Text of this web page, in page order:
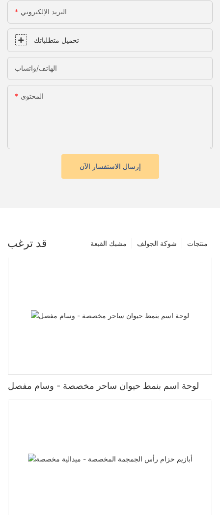
البريد الإلكتروني
تحميل متطلباتك
الهاتف/واتساب
المحتوى
إرسال الاستفسار الآن
قد ترغب منتجات شوكة الجولف مشبك القبعة
لوحة اسم بنمط حيوان ساحر مخصصة - وسام مفصل